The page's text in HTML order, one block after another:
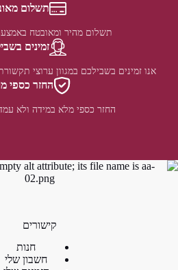
תשלום
תשלום מהיר ומאובטח
זמינים
אנו זמינים בשבילכם במגוון ערוצי
החזר כספי
החזר כספי מלא במידה ולא
קישורים
חנות
חשבון שלי